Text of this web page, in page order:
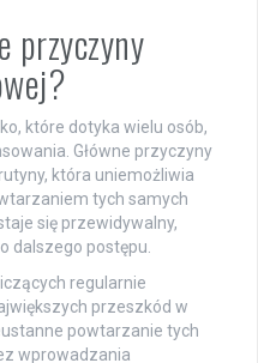
przyczyny
które dotyka wielu osób,
Główne przyczyny
która uniemożliwia
tych samych
się przewidywalny,
dalszego postępu.
regularnie
przeszkód w
powtarzanie tych
wprowadzania